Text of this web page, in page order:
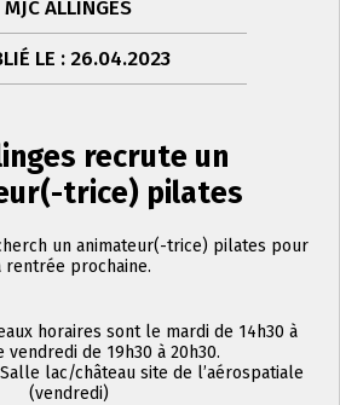
MJC ALLINGES
LE : 26.04.2023
recrute un
trice) pilates
un animateur(-trice) pilates pour
rentrée prochaine.
horaires sont le mardi de 14h30 à
vendredi de 19h30 à 20h30.
lac/château site de l’aérospatiale
(vendredi)